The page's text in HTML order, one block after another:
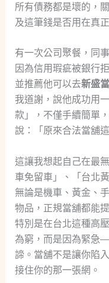
所有債務都是壞的，
及這筆錢是否用在真
有一次公司聚餐，同
因為信用瑕疵被銀行
並推薦他可以去新盛
我道謝，說他成功用
款」，不僅手續簡單
說：「原來合法當舖
這讓我想起自己在最
車免留車」、「台北
無論是機車、黃金、
物品，正規當舖都能
特別是在台北這種高
為窮，而是因為緊急
諦。當舖不是讓你陷
接住你的那一張網。